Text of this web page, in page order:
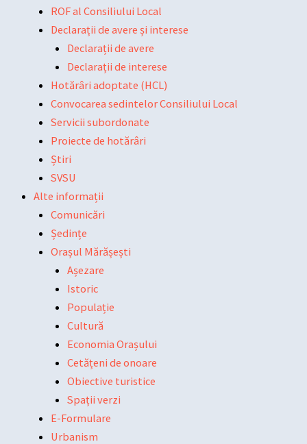
ROF al Consiliului Local
Declarații de avere și interese
Declarații de avere
Declarații de interese
Hotărâri adoptate (HCL)
Convocarea sedintelor Consiliului Local
Servicii subordonate
Proiecte de hotărâri
Știri
SVSU
Alte informații
Comunicări
Ședințe
Orașul Mărășești
Așezare
Istoric
Populație
Cultură
Economia Orașului
Cetățeni de onoare
Obiective turistice
Spații verzi
E-Formulare
Urbanism